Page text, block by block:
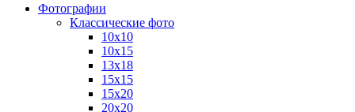
Фотографии
Классические фото
10х10
10х15
13х18
15х15
15х20
20х20